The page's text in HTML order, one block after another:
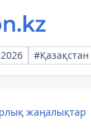
жаңалықтар